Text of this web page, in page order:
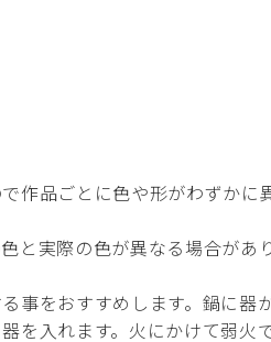
作品ごとに色や形がわずかに
と実際の色が異なる場合があ
事をおすすめします。鍋に器
を入れます。火にかけて弱火